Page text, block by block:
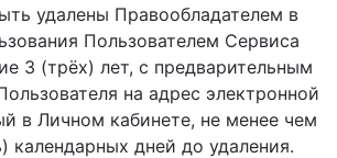
удалены Правообладателем в
Пользователем Сервиса
3 (трёх) лет, с предварительным
на адрес электронной
в Личном кабинете, не менее чем
календарных дней до удаления.